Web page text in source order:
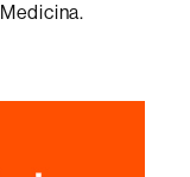
Medicina.